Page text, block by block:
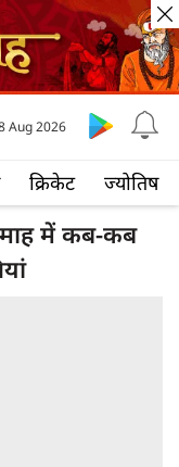
क्रिकेट ज्योतिष
Aug 2026
में कब-कब